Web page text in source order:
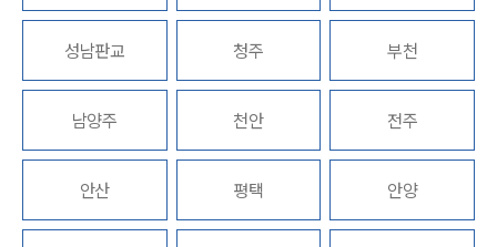
그룹소개
대륜의 강점
오시는 길
글로벌 파트너 로펌
고객의 소리
통합검색
AI대륜
성남판교 청주 부천
남양주 천안 전주
안산 평택 안양